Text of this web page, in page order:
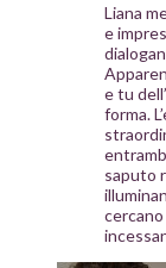
Liana
e
e tu
forma.
saputo
cercano